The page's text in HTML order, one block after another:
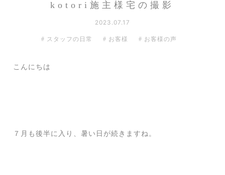
kotori施主様宅の撮影
2023.07.17
スタッフの日常 お客様 お客様の声
こんにちは
７月も後半に入り、暑い日が続きますね。